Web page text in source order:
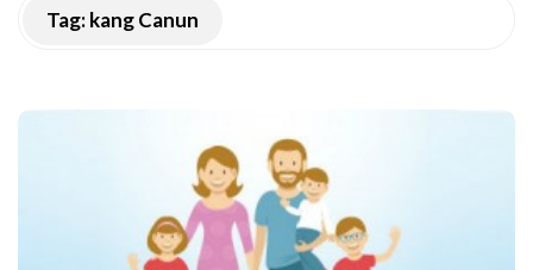
Tag:kang Canun